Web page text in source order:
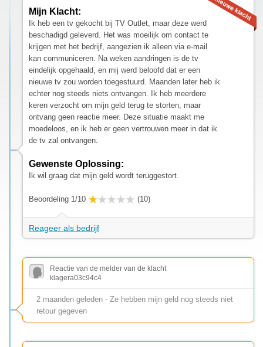
Mijn Klacht:
Ik heb een tv gekocht bij TV Outlet, maar deze werd
beschadigd geleverd. Het was moeilijk om contact te
krijgen met het bedrijf, aangezien ik alleen via e-mail
kan communiceren. Na weken aandringen is de tv
eindelijk opgehaald, en mij werd beloofd dat er een
nieuwe tv zou worden toegestuurd. Maanden later heb ik
echter nog steeds niets ontvangen. Ik heb meerdere
keren verzocht om mijn geld terug te storten, maar
ontvang geen reactie meer. Deze situatie maakt me
moedeloos, en ik heb er geen vertrouwen meer in dat ik
de tv zal ontvangen.
Gewenste Oplossing:
Ik wil graag dat mijn geld wordt teruggestort.
Beoordeling 1/10 (10)
Reageer als bedrijf
Reactie van de melder van de klacht
klagera03c94c4
2 maanden geleden - Ze hebben mijn geld nog steeds niet
retour gegeven